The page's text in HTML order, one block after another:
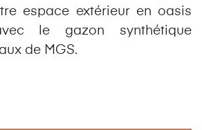
espace extérieur en oasis
le gazon synthétique
de MGS.